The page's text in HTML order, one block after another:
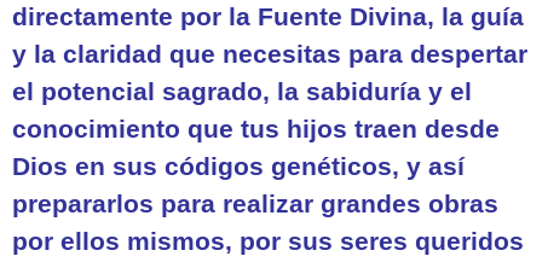
directamente por la Fuente Divina, la guía
y la claridad que necesitas para despertar
el potencial sagrado, la sabiduría y el
conocimiento que tus hijos traen desde
Dios en sus códigos genéticos, y así
prepararlos para realizar grandes obras
por ellos mismos, por sus seres queridos